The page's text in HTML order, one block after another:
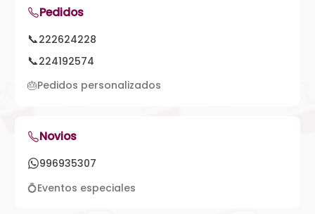
Pedidos
📞222624228
📞224192574
🎂Pedidos personalizados
Novios
996935307
💍Eventos especiales